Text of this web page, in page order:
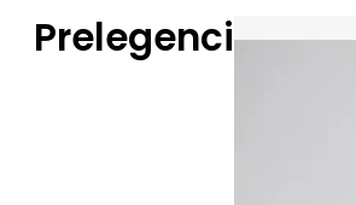
Prelegenci